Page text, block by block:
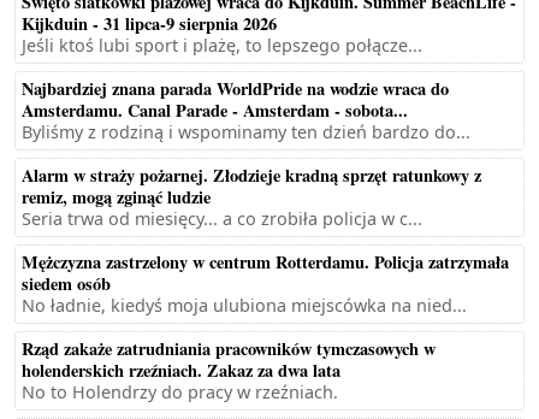
Kijkduin - 31 lipca-9 sierpnia 2026
Jeśli ktoś lubi sport i plażę, to lepszego połącze...
Najbardziej znana parada WorldPride na wodzie wraca do
Amsterdamu. Canal Parade - Amsterdam - sobota...
Byliśmy z rodziną i wspominamy ten dzień bardzo do...
Alarm w straży pożarnej. Złodzieje kradną sprzęt ratunkowy z
remiz, mogą zginąć ludzie
Seria trwa od miesięcy... a co zrobiła policja w c...
Mężczyzna zastrzelony w centrum Rotterdamu. Policja zatrzymała
siedem osób
No ładnie, kiedyś moja ulubiona miejscówka na nied...
Rząd zakaże zatrudniania pracowników tymczasowych w
holenderskich rzeźniach. Zakaz za dwa lata
No to Holendrzy do pracy w rzeźniach.